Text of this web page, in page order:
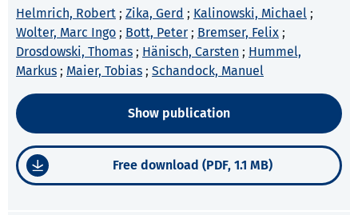
Helmrich, Robert ; Zika, Gerd ; Kalinowski, Michael ;
Wolter, Marc Ingo ; Bott, Peter ; Bremser, Felix ;
Drosdowski, Thomas ; Hänisch, Carsten ; Hummel,
Markus ; Maier, Tobias ; Schandock, Manuel
Show publication
Free download (PDF, 1.1 MB)